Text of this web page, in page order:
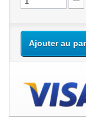
Ajouter au